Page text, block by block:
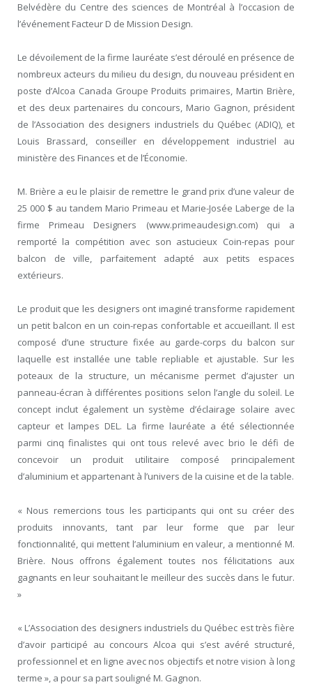
Belvédère du Centre des sciences de Montréal à l’occasion de
l’événement Facteur D de Mission Design.
Le dévoilement de la firme lauréate s’est déroulé en présence de
nombreux acteurs du milieu du design, du nouveau président en
poste d’Alcoa Canada Groupe Produits primaires, Martin Brière,
et des deux partenaires du concours, Mario Gagnon, président
de l’Association des designers industriels du Québec (ADIQ), et
Louis Brassard, conseiller en développement industriel au
ministère des Finances et de l’Économie.
M. Brière a eu le plaisir de remettre le grand prix d’une valeur de
25 000 $ au tandem Mario Primeau et Marie-Josée Laberge de la
firme Primeau Designers (www.primeaudesign.com) qui a
remporté la compétition avec son astucieux Coin-repas pour
balcon de ville, parfaitement adapté aux petits espaces
extérieurs.
Le produit que les designers ont imaginé transforme rapidement
un petit balcon en un coin-repas confortable et accueillant. Il est
composé d’une structure fixée au garde-corps du balcon sur
laquelle est installée une table repliable et ajustable. Sur les
poteaux de la structure, un mécanisme permet d’ajuster un
panneau-écran à différentes positions selon l’angle du soleil. Le
concept inclut également un système d’éclairage solaire avec
capteur et lampes DEL. La firme lauréate a été sélectionnée
parmi cinq finalistes qui ont tous relevé avec brio le défi de
concevoir un produit utilitaire composé principalement
d’aluminium et appartenant à l’univers de la cuisine et de la table.
« Nous remercions tous les participants qui ont su créer des
produits innovants, tant par leur forme que par leur
fonctionnalité, qui mettent l’aluminium en valeur, a mentionné M.
Brière. Nous offrons également toutes nos félicitations aux
gagnants en leur souhaitant le meilleur des succès dans le futur.
»
« L’Association des designers industriels du Québec est très fière
d’avoir participé au concours Alcoa qui s’est avéré structuré,
professionnel et en ligne avec nos objectifs et notre vision à long
terme », a pour sa part souligné M. Gagnon.